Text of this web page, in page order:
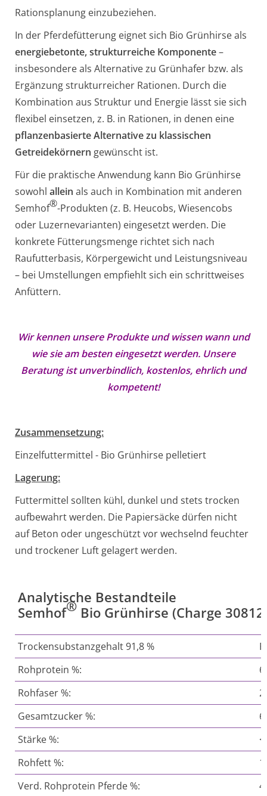
Rationsplanung einzubeziehen.
In der Pferdefütterung eignet sich Bio Grünhirse als
energiebetonte, strukturreiche Komponente–
insbesondere als Alternative zu Grünhafer bzw. als
Ergänzung strukturreicher Rationen. Durch die
Kombination aus Struktur und Energie lässt sie sich
flexibel einsetzen, z. B. in Rationen, in denen eine
pflanzenbasierte Alternative zu klassischen
Getreidekörnern gewünscht ist.
Für die praktische Anwendung kann Bio Grünhirse
sowohl allein als auch in Kombination mit anderen
Semhof®-Produkten (z. B. Heucobs, Wiesencobs
oder Luzernevarianten) eingesetzt werden. Die
konkrete Fütterungsmenge richtet sich nach
Raufutterbasis, Körpergewicht und Leistungsniveau
– bei Umstellungen empfiehlt sich ein schrittweises
Anfüttern.
Wir kennen unsere Produkte und wissen wann und
wie sie am besten eingesetzt werden. Unsere
Beratung ist unverbindlich, kostenlos, ehrlich und
kompetent!
Zusammensetzung:
Einzelfuttermittel - Bio Grünhirse pelletiert
Lagerung:
Futtermittel sollten kühl, dunkel und stets trocken
aufbewahrt werden. Die Papiersäcke dürfen nicht
auf Beton oder ungeschützt vor wechselnd feuchter
und trockener Luft gelagert werden.
Analytische Bestandteile
Semhof® Bio Grünhirse (Charge
Trockensubstanzgehalt 91,8 %
Rohprotein %:
Rohfaser %:
Gesamtzucker %:
Stärke %:
Rohfett %:
Verd. Rohprotein Pferde %: